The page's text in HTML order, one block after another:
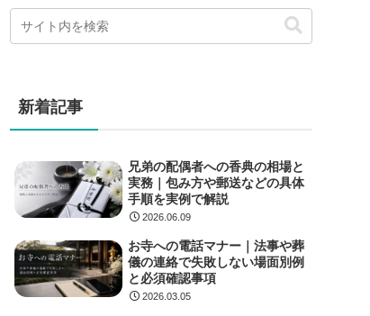
新着記事
兄弟の配偶者への香典の相場と
実務｜包み方や郵送などの具体
手順を実例で解説
2026.06.09
お寺への電話マナー｜法事や葬
儀の連絡で失敗しない場面別例
と必須確認事項
2026.03.05